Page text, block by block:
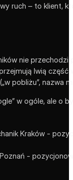
ruch – to klient,
nie przechodzi
lwią część
pobliżu”,
w ogóle, ale o